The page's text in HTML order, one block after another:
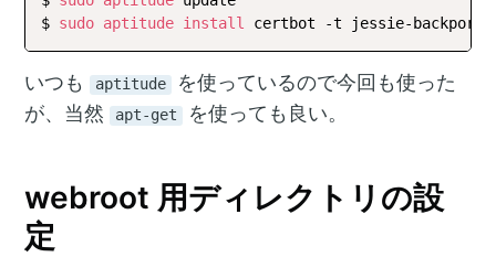
$ sudo aptitude install
いつも aptitude
を使っているので今回も使った
が、当然 apt-get を使っても良い。
webroot 用ディレクトリの設
定